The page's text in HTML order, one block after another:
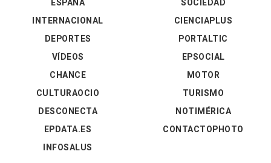
ESPAÑA
INTERNACIONAL
DEPORTES
VÍDEOS
SOCIEDAD
CIENCIAPLUS
PORTALTIC
EPSOCIAL
CHANCE
CULTURAOCIO
DESCONECTA
EPDATA.ES
INFOSALUS
MOTOR
TURISMO
NOTIMÉRICA
CONTACTOPHOTO